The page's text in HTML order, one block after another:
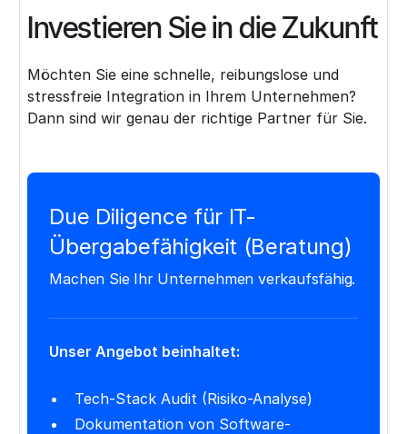
Investieren Sie in die Zukunft
Möchten Sie eine schnelle, reibungslose und
stressfreie Integration in Ihrem Unternehmen?
Dann sind wir genau der richtige Partner für Sie.
Due Diligence für IT-
Übergabefähigkeit (Beratung)
Machen Sie Ihr Unternehmen verkaufsfähig.
Unser Angebot beinhaltet:
Tech-Stack Audit (Risiko-Analyse)
Dokumentation von Software-